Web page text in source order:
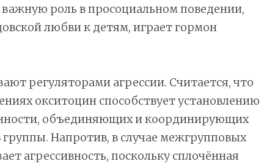
роль в просоциальном поведении,
любви к детям, играет гормон
регуляторами агрессии. Считается, что
окситоцин способствует установлению
объединяющих и координирующих
Напротив, в случае межгрупповых
агрессивность, поскольку сплочённая